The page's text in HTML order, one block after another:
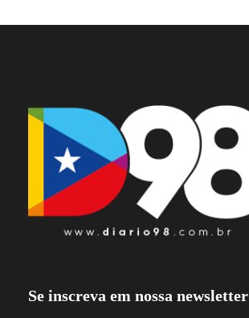
Se inscreva em nossa newsletter